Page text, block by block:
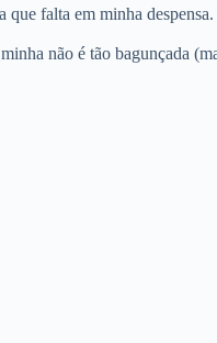
falta em minha
não é tão bagunçada